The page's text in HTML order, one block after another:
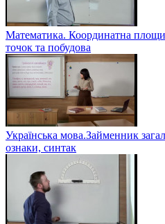
Математика. Координатна
точок та побудова
Українська мова.Займенник
ознаки, синтак